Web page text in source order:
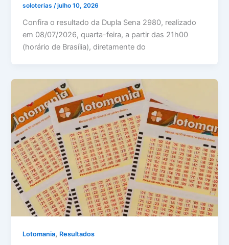
soloterias/julho 10, 2026
Confira o resultado da Dupla Sena 2980, realizado
em 08/07/2026, quarta-feira, a partir das 21h00
(horário de Brasília), diretamente do
Lotomania, Resultados